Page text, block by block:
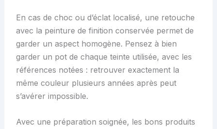
En cas de choc ou d’éclat localisé, une retouche
avec la peinture de finition conservée permet de
garder un aspect homogène. Pensez à bien
garder un pot de chaque teinte utilisée, avec les
références notées : retrouver exactement la
même couleur plusieurs années après peut
s’avérer impossible.
Avec une préparation soignée, les bons produits